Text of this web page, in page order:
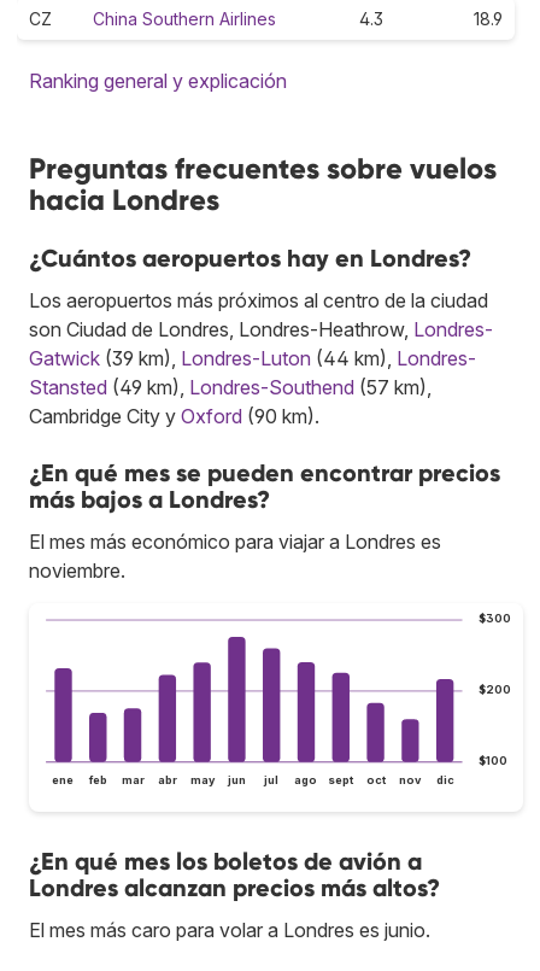
CZ China Southern Airlines 4.3 18.9
Ranking general y explicación
Preguntas frecuentes sobre vuelos
hacia Londres
¿Cuántos aeropuertos hay en Londres?
Los aeropuertos más próximos al centro de la ciudad
son Ciudad de Londres, Londres-Heathrow, Londres-
Gatwick (39 km), Londres-Luton (44 km), Londres-
Stansted (49 km), Londres-Southend (57 km),
Cambridge City y Oxford (90 km).
¿En qué mes se pueden encontrar precios
más bajos a Londres?
El mes más económico para viajar a Londres es
noviembre.
$100
$200
$300
ene feb mar abr may jun jul ago sept oct nov dic
¿En qué mes los boletos de avión a
Londres alcanzan precios más altos?
El mes más caro para volar a Londres es junio.